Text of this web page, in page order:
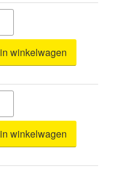
in winkelwagen
in winkelwagen